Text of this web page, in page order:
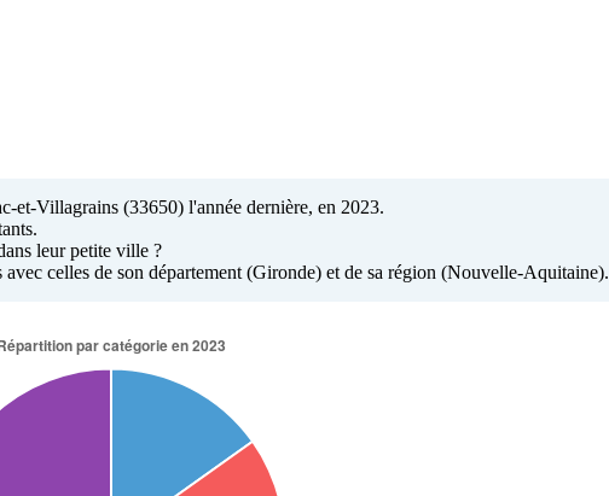
et-Villagrains (33650) l'année dernière, en 2023.
leur petite ville ?
celles de son département (Gironde) et de sa région (Nouvelle-Aquitaine).